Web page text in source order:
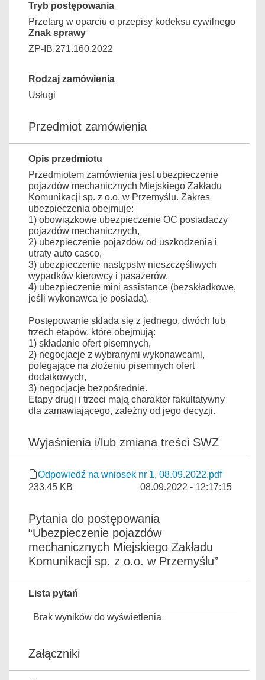
Tryb postępowania
Przetarg w oparciu o przepisy kodeksu cywilnego
Znak sprawy
ZP-IB.271.160.2022
Rodzaj zamówienia
Usługi
Przedmiot zamówienia
Opis przedmiotu
Przedmiotem zamówienia jest ubezpieczenie
pojazdów mechanicznych Miejskiego Zakładu
Komunikacji sp. z o.o. w Przemyślu. Zakres
ubezpieczenia obejmuje:
1) obowiązkowe ubezpieczenie OC posiadaczy
pojazdów mechanicznych,
2) ubezpieczenie pojazdów od uszkodzenia i
utraty auto casco,
3) ubezpieczenie następstw nieszczęśliwych
wypadków kierowcy i pasażerów,
4) ubezpieczenie mini assistance (bezskładkowe,
jeśli wykonawca je posiada).
Postępowanie składa się z jednego, dwóch lub
trzech etapów, które obejmują:
1) składanie ofert pisemnych,
2) negocjacje z wybranymi wykonawcami,
polegające na złożeniu pisemnych ofert
dodatkowych,
3) negocjacje bezpośrednie.
Etapy drugi i trzeci mają charakter fakultatywny
dla zamawiającego, zależny od jego decyzji.
Wyjaśnienia i/lub zmiana treści SWZ
Odpowiedź na wniosek nr 1, 08.09.2022.pdf
233.45 KB
08.09.2022 - 12:17:15
Pytania do postępowania
“Ubezpieczenie pojazdów
mechanicznych Miejskiego Zakładu
Komunikacji sp. z o.o. w Przemyślu”
Lista pytań
Brak wyników do wyświetlenia
Załączniki